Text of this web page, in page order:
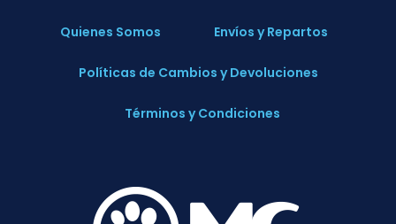
Quienes Somos Envíos y Repartos
Políticas de Cambios y Devoluciones
Términos y Condiciones